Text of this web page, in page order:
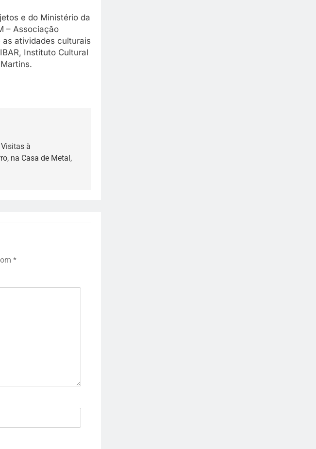
e do Ministério da
– Associação
atividades culturais
Instituto Cultural
à
na Casa de Metal,
*